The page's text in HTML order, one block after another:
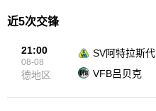
近5次交锋
21:00
08-08
德地区
SV阿特拉斯代
VFB吕贝克